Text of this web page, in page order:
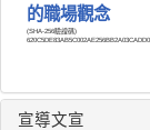
的職場觀念
(SHA-256驗證碼)
宣導文宣